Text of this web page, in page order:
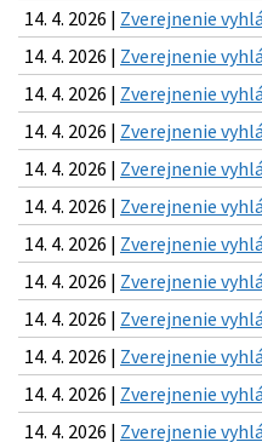
14. 4. 2026 | Zverejnenie
14. 4. 2026 | Zverejnenie
14. 4. 2026 | Zverejnenie
14. 4. 2026 | Zverejnenie
14. 4. 2026 | Zverejnenie
14. 4. 2026 | Zverejnenie
14. 4. 2026 | Zverejnenie
14. 4. 2026 | Zverejnenie
14. 4. 2026 | Zverejnenie
14. 4. 2026 | Zverejnenie
14. 4. 2026 | Zverejnenie
14. 4. 2026 | Zverejnenie